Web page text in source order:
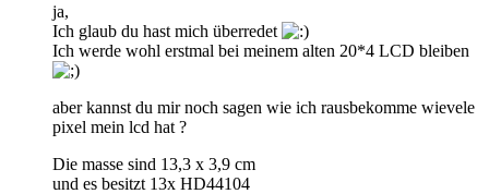
ja,
Ich glaub du hast mich überredet
Ich werde wohl erstmal bei meinem alten 20*4 LCD bleiben
aber kannst du mir noch sagen wie ich rausbekomme wievele
pixel mein lcd hat ?
Die masse sind 13,3 x 3,9 cm
und es besitzt 13x HD44104